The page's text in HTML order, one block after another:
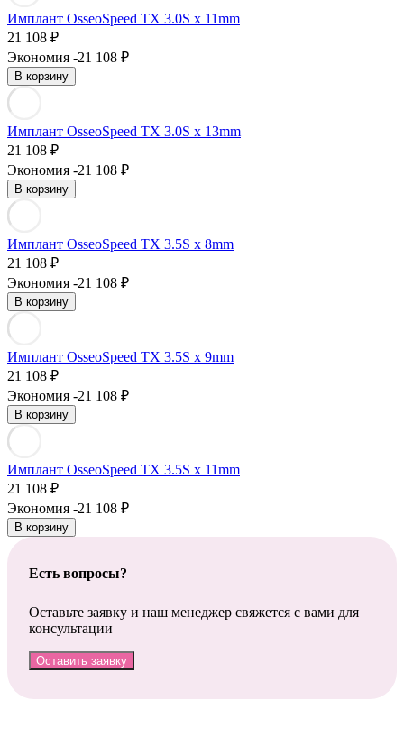
Имплант OsseoSpeed TX 3.0S х 11mm
21 108 ₽
Экономия -21 108 ₽
В корзину
Имплант OsseoSpeed TX 3.0S х 13mm
21 108 ₽
Экономия -21 108 ₽
В корзину
Имплант OsseoSpeed TX 3.5S х 8mm
21 108 ₽
Экономия -21 108 ₽
В корзину
Имплант OsseoSpeed TX 3.5S х 9mm
21 108 ₽
Экономия -21 108 ₽
В корзину
Имплант OsseoSpeed TX 3.5S х 11mm
21 108 ₽
Экономия -21 108 ₽
В корзину
Есть вопросы?
Оставьте заявку и наш менеджер свяжется с вами для
консультации
Оставить заявку